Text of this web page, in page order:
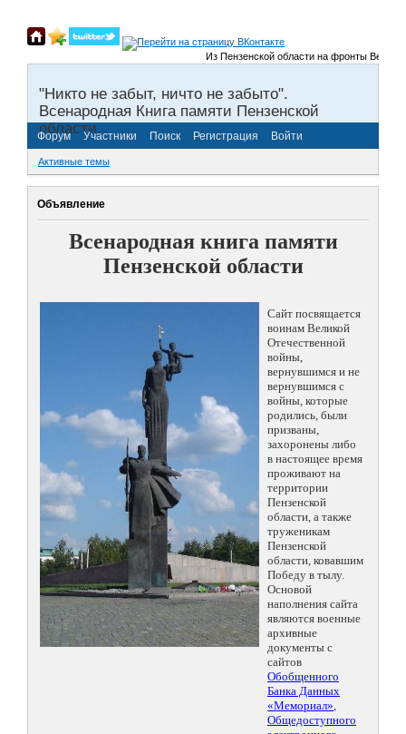
Из Пензенской области на фронты
"Никто не забыт, ничто не забыто".
Всенародная Книга памяти Пензенской
области.
Форум Участники Поиск Регистрация Войти
Активные темы
Объявление
Всенародная книга памяти
Пензенской области
Сайт посвящается
воинам Великой
Отечественной
войны,
вернувшимся и не
вернувшимся с
войны, которые
родились, были
призваны,
захоронены либо
в настоящее время
проживают на
территории
Пензенской
области, а также
труженикам
Пензенской
области, ковавшим
Победу в тылу.
Основой
наполнения сайта
являются военные
архивные
документы с
сайтов
Обобщенного
Банка Данных
«Мемориал»,
Общедоступного